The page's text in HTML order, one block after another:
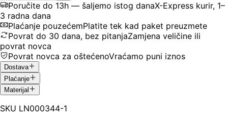
Poručite do 13h — šaljemo istog danaX-Express kurir, 1–
3 radna dana
Plaćanje pouzećemPlatite tek kad paket preuzmete
Povrat do 30 dana, bez pitanjaZamjena veličine ili
povrat novca
Povrat novca za oštećenoVraćamo puni iznos
Dostava
Plaćanje
Materijal
SKU LN000344-1